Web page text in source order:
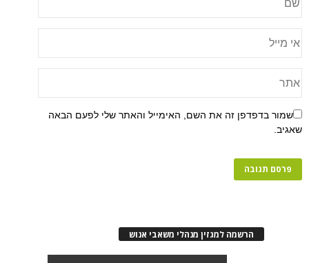
שמור בדפדפן זה את השם, האימייל והאתר שלי לפעם הבאה
שאגיב.
הרשמה למגזין מנהלי משאבי אנוש